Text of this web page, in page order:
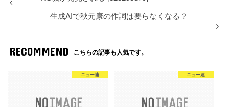
生成AIで秋元康の作詞は要らなくなる？
RECOMMEND こちらの記事も人気です。
ニュー速 ニュー速